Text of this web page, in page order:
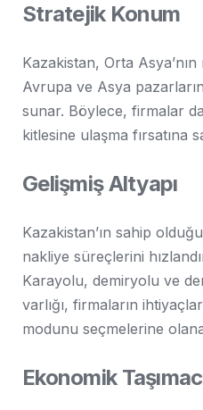
Stratejik Konum
Kazakistan, Orta
Avrupa ve Asya
sunar. Böylece, firmalar
kitlesine ulaşma fırsatına
Gelişmiş Altyapı
Kazakistan’ın sahip
nakliye süreçlerini
Karayolu, demiryolu ve
varlığı, firmaların
modunu seçmelerine
Ekonomik